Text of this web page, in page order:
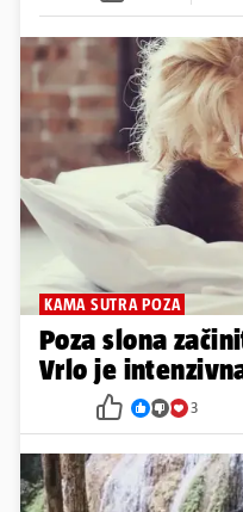
KAMA SUTRA POZA
Poza slona
Vrlo je
3